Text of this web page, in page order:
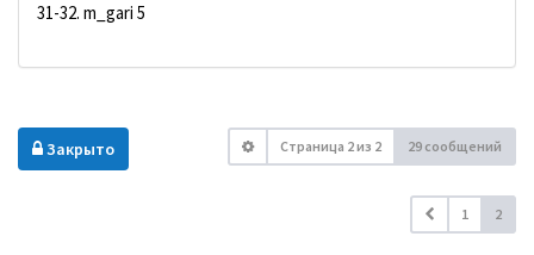
31-32. m_gari 5
Закрыто Страница 2из 2 29 сообщений
1 2